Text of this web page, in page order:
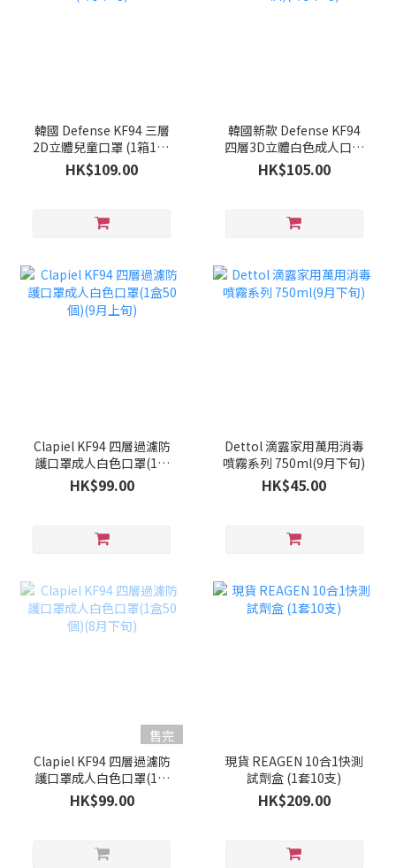
韓國 Defense KF94 三層
2D立體兒童口罩 (1箱100
個)(9月下旬)
HK$109.00
韓國新款 Defense KF94
四層3D立體白色成人口罩
(1箱100個)(9月下旬)
HK$105.00
Clapiel KF94 四層過濾防
護口罩成人白色口罩(1盒
50個)(9月上旬)
HK$99.00
Dettol 滴露家用萬用消毒
噴霧系列 750ml(9月下旬)
HK$45.00
售完
Clapiel KF94 四層過濾防
護口罩成人白色口罩(1盒
50個)(8月下旬)
HK$99.00
現貨 REAGEN 10合1快測
試劑盒 (1套10支)
HK$209.00